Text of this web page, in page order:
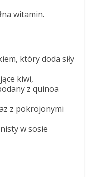
witamin.
który doda siły
kiwi,
z quinoa
z pokrojonymi
w sosie